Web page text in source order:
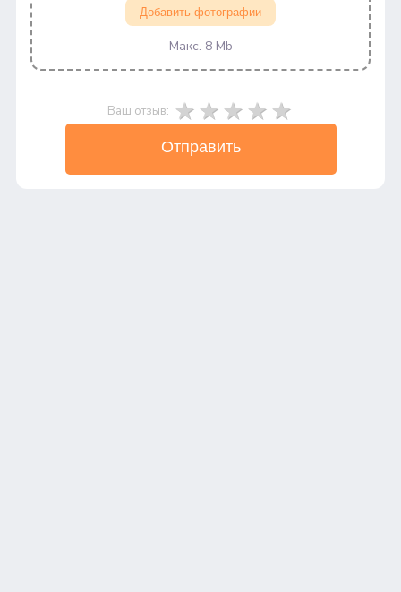
Добавить фотографии
Макс. 8 Mb
Ваш отзыв:
Отправить